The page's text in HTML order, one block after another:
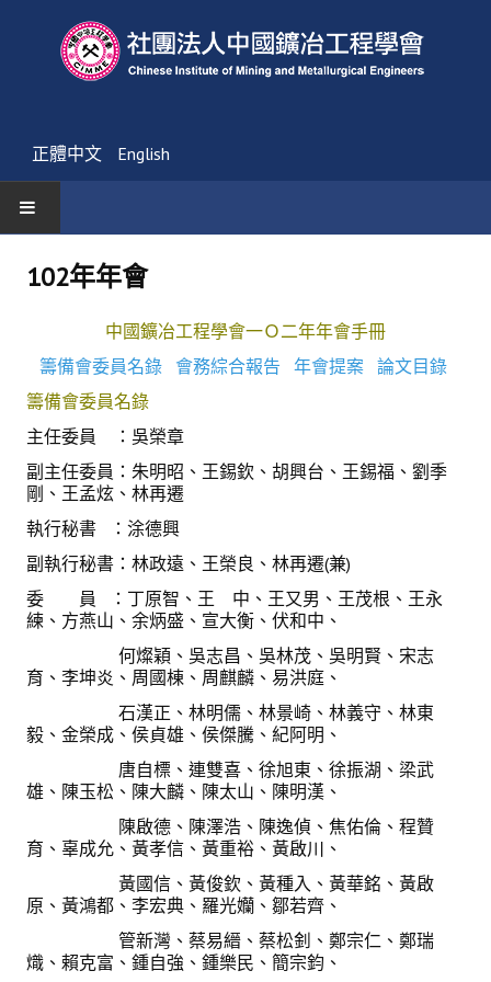
正體中文 English
活動通告
友會消息
學會簡介
理事長的話
學會會歌
學會組織與架構
架構圖
現任學會職員錄
重要章則
論文評選辦法
學生獎勵金申請辦法
102年年會
中國鑛冶工程學會一Ｏ二年年會手冊
籌備會委員名錄 會務綜合報告 年會提案 論文目錄
籌備會委員名錄
主任委員 ：吳榮章
副主任委員：朱明昭、王錫欽、胡興台、王錫福、劉季
剛、王孟炫、林再遷
執行秘書 ：涂德興
副執行秘書：林政遠、王榮良、林再遷(兼)
委 員 ：丁原智、王 中、王又男、王茂根、王永
練、方燕山、余炳盛、宣大衡、伏和中、
何燦穎、吳志昌、吳林茂、吳明賢、宋志
育、李坤炎、周國棟、周麒麟、易洪庭、
石漢正、林明儒、林景崎、林義守、林東
毅、金榮成、侯貞雄、侯傑騰、紀阿明、
唐自標、連雙喜、徐旭東、徐振湖、梁武
雄、陳玉松、陳大麟、陳太山、陳明漢、
陳啟德、陳澤浩、陳逸偵、焦佑倫、程贊
育、辜成允、黃孝信、黃重裕、黃啟川、
黃國信、黃俊欽、黃種入、黃華銘、黃啟
原、黃鴻都、李宏典、羅光孏、鄒若齊、
管新灣、蔡易縉、蔡松釗、鄭宗仁、鄭瑞
熾、賴克富、鍾自強、鍾樂民、簡宗鈞、